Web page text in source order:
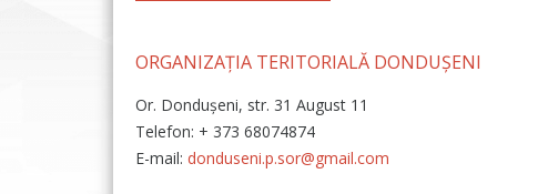
ORGANIZAȚIA TERITORIALĂ DONDUȘENI
Or. Dondușeni, str. 31 August 11
Telefon: + 373 68074874
E-mail: donduseni.p.sor@gmail.com